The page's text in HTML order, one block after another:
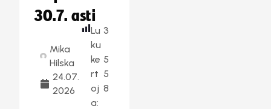
30.7. asti
Mika
Hilska
24.07.
2026
Lu
ku
ke
rt
oj
a:
3
5
5
8